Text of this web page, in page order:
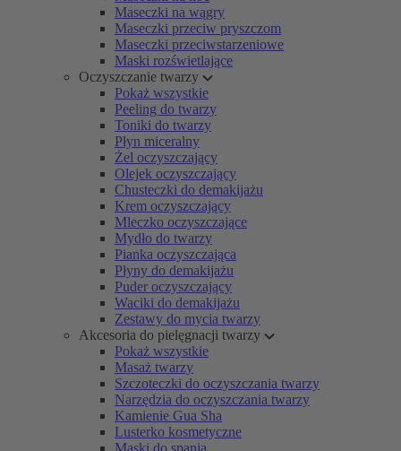
Maseczki na wągry
Maseczki przeciw pryszczom
Maseczki przeciwstarzeniowe
Maski rozświetlające
Oczyszczanie twarzy
Pokaż wszystkie
Peeling do twarzy
Toniki do twarzy
Płyn miceralny
Żel oczyszczający
Olejek oczyszczający
Chusteczki do demakijażu
Krem oczyszczający
Mleczko oczyszczające
Mydło do twarzy
Pianka oczyszczająca
Płyny do demakijażu
Puder oczyszczający
Waciki do demakijażu
Zestawy do mycia twarzy
Akcesoria do pielęgnacji twarzy
Pokaż wszystkie
Masaż twarzy
Szczoteczki do oczyszczania twarzy
Narzędzia do oczyszczania twarzy
Kamienie Gua Sha
Lusterko kosmetyczne
Maski do spania